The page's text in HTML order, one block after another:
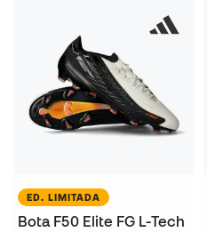
ED. LIMITADA
Bota F50 Elite FG L-Tech